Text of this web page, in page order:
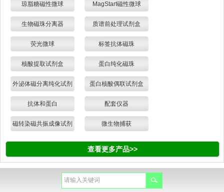
琼脂糖磁性微球 MagStart磁性微球
生物磁珠分离器 质谱前处理试剂盒
荧光微球 标签抗体磁珠
核酸提取试剂盒 蛋白纯化磁珠
外泌体磁分离纯化试剂 蛋白核酸偶联试剂盒
抗体和蛋白 配套仪器
磁转染磁共振成像试剂 微生物捕获
查看更多产品>>